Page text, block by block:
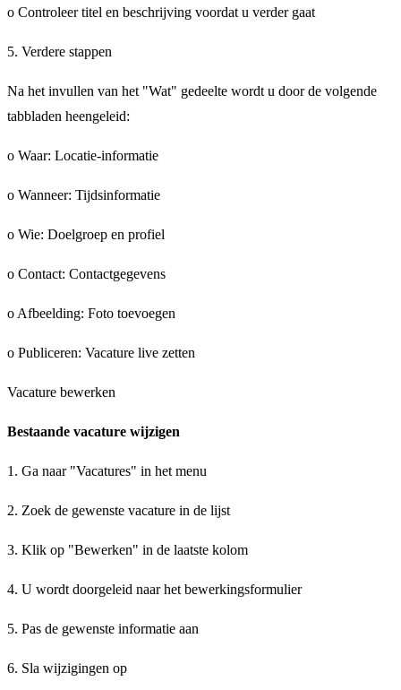
o Controleer titel en beschrijving voordat u verder gaat
5. Verdere stappen
Na het invullen van het "Wat" gedeelte wordt u door de volgende
tabbladen heengeleid:
o Waar: Locatie-informatie
o Wanneer: Tijdsinformatie
o Wie: Doelgroep en profiel
o Contact: Contactgegevens
o Afbeelding: Foto toevoegen
o Publiceren: Vacature live zetten
Vacature bewerken
Bestaande vacature wijzigen
1. Ga naar "Vacatures" in het menu
2. Zoek de gewenste vacature in de lijst
3. Klik op "Bewerken" in de laatste kolom
4. U wordt doorgeleid naar het bewerkingsformulier
5. Pas de gewenste informatie aan
6. Sla wijzigingen op